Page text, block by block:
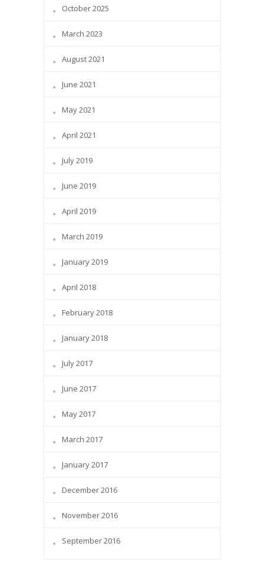
October 2025
March 2023
August 2021
June 2021
May 2021
April 2021
July 2019
June 2019
April 2019
March 2019
January 2019
April 2018
February 2018
January 2018
July 2017
June 2017
May 2017
March 2017
January 2017
December 2016
November 2016
September 2016